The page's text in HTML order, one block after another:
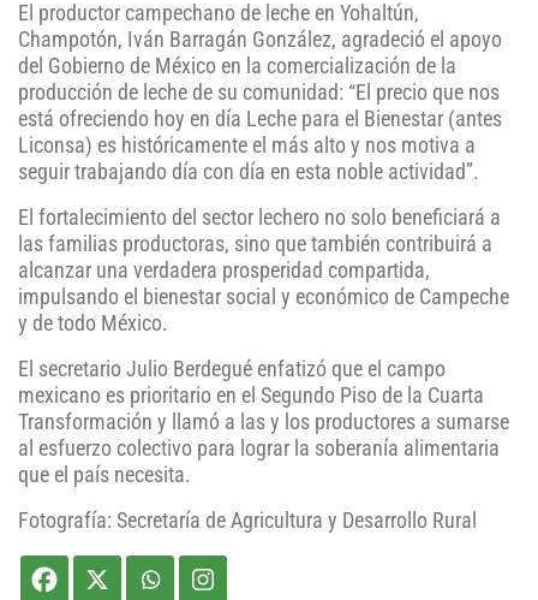
El productor campechano de leche en Yohaltún,
Champotón, Iván Barragán González, agradeció el apoyo
del Gobierno de México en la comercialización de la
producción de leche de su comunidad: “El precio que nos
está ofreciendo hoy en día Leche para el Bienestar (antes
Liconsa) es históricamente el más alto y nos motiva a
seguir trabajando día con día en esta noble actividad”.
El fortalecimiento del sector lechero no solo beneficiará a
las familias productoras, sino que también contribuirá a
alcanzar una verdadera prosperidad compartida,
impulsando el bienestar social y económico de Campeche
y de todo México.
El secretario Julio Berdegué enfatizó que el campo
mexicano es prioritario en el Segundo Piso de la Cuarta
Transformación y llamó a las y los productores a sumarse
al esfuerzo colectivo para lograr la soberanía alimentaria
que el país necesita.
Fotografía: Secretaría de Agricultura y Desarrollo Rural